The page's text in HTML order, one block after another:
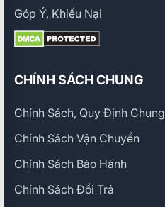
Góp Ý, Khiếu Nại
CHÍNH SÁCH CHUNG
Chính Sách, Quy Định Chung
Chính Sách Vận Chuyển
Chính Sách Bảo Hành
Chính Sách Đổi Trả